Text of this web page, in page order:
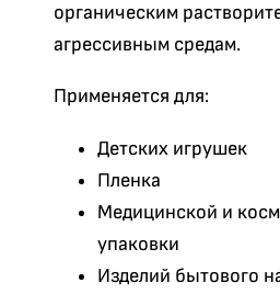
органическим
агрессивным средам.
Применяется для:
Детских игрушек
Пленка
Медицинской и
упаковки
Изделий бытового